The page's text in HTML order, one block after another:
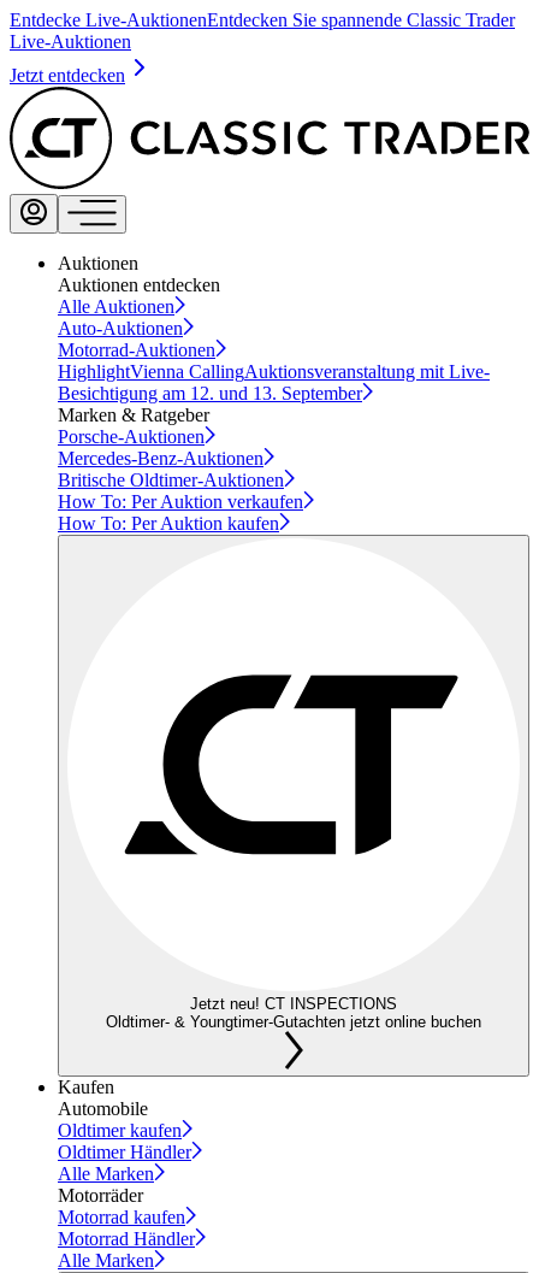
Entdecke Live-AuktionenEntdecken Sie spannende Classic Trader
Live-Auktionen
Jetzt entdecken
Auktionen
Auktionen entdecken
Alle Auktionen
Auto-Auktionen
Motorrad-Auktionen
HighlightVienna CallingAuktionsveranstaltung mit Live-
Besichtigung am 12. und 13. September
Marken & Ratgeber
Porsche-Auktionen
Mercedes-Benz-Auktionen
Britische Oldtimer-Auktionen
How To: Per Auktion verkaufen
How To: Per Auktion kaufen
Jetzt neu! CT INSPECTIONS
Oldtimer- & Youngtimer-Gutachten jetzt online buchen
Kaufen
Automobile
Oldtimer kaufen
Oldtimer Händler
Alle Marken
Motorräder
Motorrad kaufen
Motorrad Händler
Alle Marken